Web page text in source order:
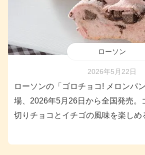
ローソン
2026年5月22日
ローソンの「ゴロチョコ! メロンパ
場、2026年5月26日から全国発売。
切りチョコとイチゴの風味を楽しめ